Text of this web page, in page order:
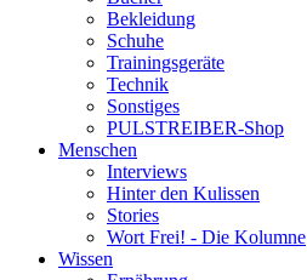
Bekleidung
Schuhe
Trainingsgeräte
Technik
Sonstiges
PULSTREIBER-Shop
Menschen
Interviews
Hinter den Kulissen
Stories
Wort Frei! - Die Kolumne
Wissen